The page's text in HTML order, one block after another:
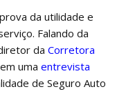
da utilidade e
Falando da
da Corretora
uma entrevista
de Seguro Auto